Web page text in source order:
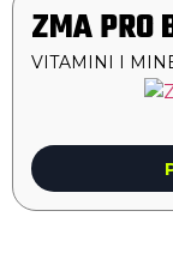
ZMA PRO
VITAMINI I